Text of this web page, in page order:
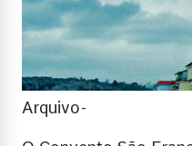
Arquivo-